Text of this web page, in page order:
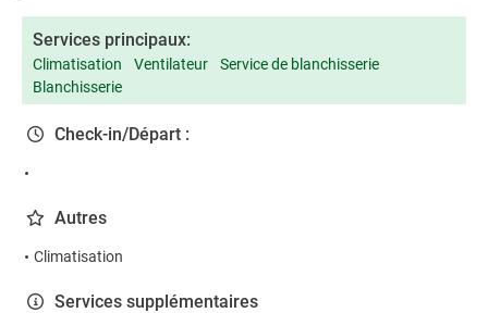
Services principaux:
Climatisation Ventilateur
Service de blanchisserie
Blanchisserie
Check-in/Départ :
Autres
Climatisation
Services supplémentaires